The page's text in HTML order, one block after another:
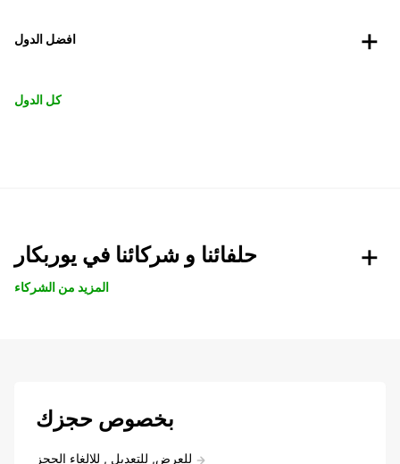
افضل الدول
كل الدول
حلفائنا و شركائنا في يوربكار
المزيد من الشركاء
بخصوص حجزك
للعرض, للتعديل , للالغاء الحجز